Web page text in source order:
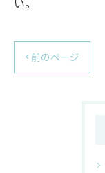
< 前のページ